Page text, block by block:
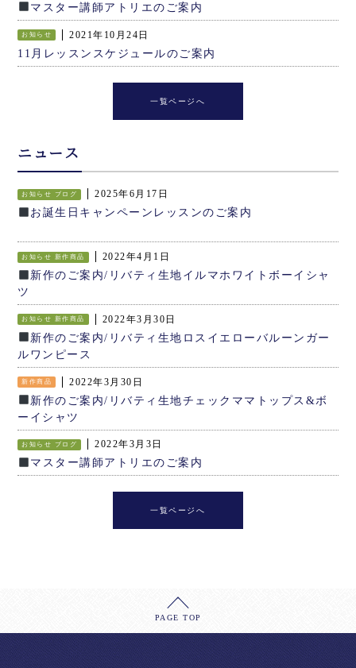
マスター講師アトリエのご案内
お知らせ 2021年10月24日
11月レッスンスケジュールのご案内
一覧ページへ
ニュース
お知らせ ブログ 2025年6月17日
お誕生日キャンペーンレッスンのご案内
お知らせ 新作商品 2022年4月1日
新作のご案内/リバティ生地イルマホワイトボーイシャ
ツ
お知らせ 新作商品 2022年3月30日
新作のご案内/リバティ生地ロスイエローバルーンガー
ルワンピース
新作商品 2022年3月30日
新作のご案内/リバティ生地チェックママトップス&ボ
ーイシャツ
お知らせ ブログ 2022年3月3日
マスター講師アトリエのご案内
一覧ページへ
PAGE TOP